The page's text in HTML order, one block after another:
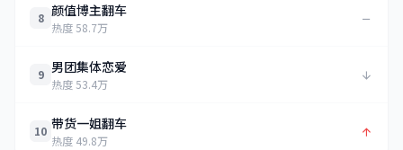
8 颜值博主翻车
热度 58.7万
9 男团集体恋爱
热度 53.4万
10 带货一姐翻车
热度 49.8万